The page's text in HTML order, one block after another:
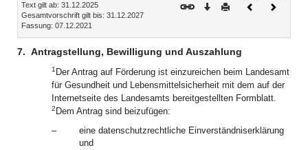
Text gilt ab: 31.12.2025
Gesamtvorschrift gilt bis: 31.12.2027
Fassung: 07.12.2021
Download
DruckenVorheriges
7. Antragstellung, Bewilligung und Auszahlung
1 Der Antrag auf Förderung ist einzureichen beim Landesamt
für Gesundheit und Lebensmittelsicherheit mit dem auf der
Internetseite des Landesamts bereitgestellten Formblatt.
2 Dem Antrag sind beizufügen:
–
eine datenschutzrechtliche Einverständniserklärung
und